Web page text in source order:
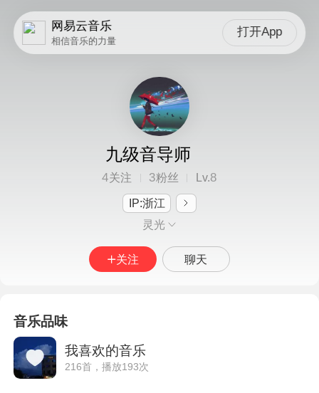
网易云音乐
相信音乐的力量
打开App
九级音导师
4关注 3粉丝 Lv.8
IP:浙江
灵光
关注 聊天
音乐品味
我喜欢的音乐
216首，播放193次